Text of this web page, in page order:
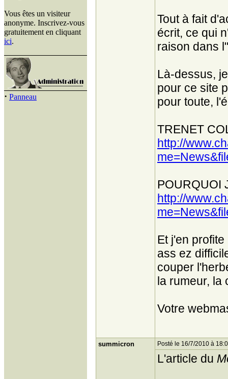
Vous êtes un visiteur
anonyme. Inscrivez-vous
gratuitement en cliquant
ici.
· Panneau
Tout à fait
écrit, ce qui
raison dans
Là-dessus,
pour ce site
pour toute,
TRENET
http://
POURQUOI
http://
Et j'en
ass ez
couper
la rumeur, la
Votre
summicron Posté le 16/7/2010 à
L'article du